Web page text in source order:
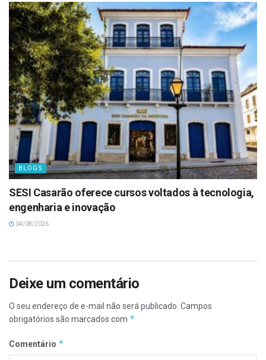
BLOGS
SESI Casarão oferece cursos voltados à tecnologia,
engenharia e inovação
04/08/2026
Deixe um comentário
O seu endereço de e-mail não será publicado. Campos
obrigatórios são marcados com *
Comentário *